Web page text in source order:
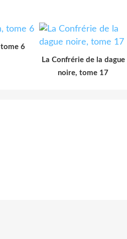
6
La Confrérie de la dague
noire, tome 17